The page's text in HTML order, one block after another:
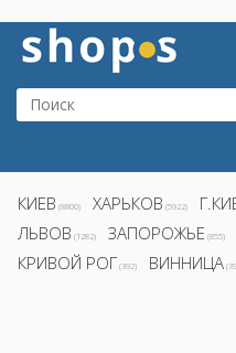
КИЕВ (8800) ХАРЬКОВ (5922)
ЛЬВОВ (1282) ЗАПОРОЖЬЕ (855)
КРИВОЙ РОГ (392) ВИННИЦА